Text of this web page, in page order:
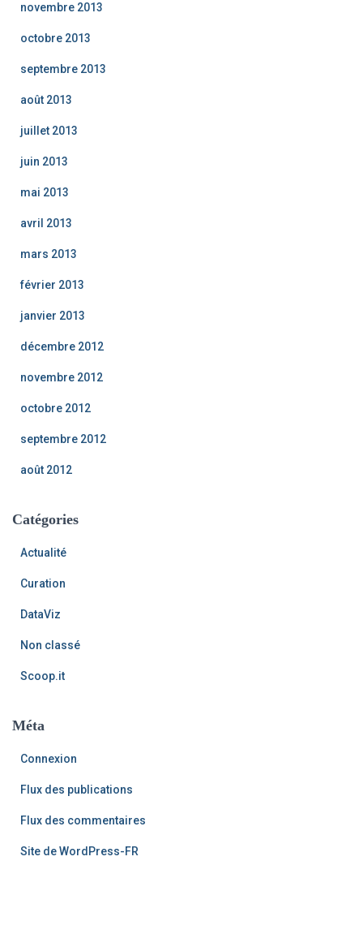
novembre 2013
octobre 2013
septembre 2013
août 2013
juillet 2013
juin 2013
mai 2013
avril 2013
mars 2013
février 2013
janvier 2013
décembre 2012
novembre 2012
octobre 2012
septembre 2012
août 2012
Catégories
Actualité
Curation
DataViz
Non classé
Scoop.it
Méta
Connexion
Flux des publications
Flux des commentaires
Site de WordPress-FR